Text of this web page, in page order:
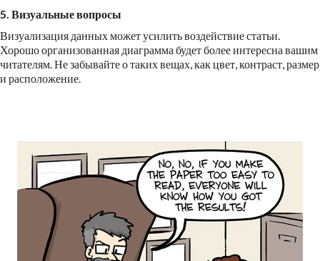
5. Визуальные вопросы
Визуализация данных может усилить воздействие статьи.
Хорошо организованная диаграмма будет более интересна вашим
читателям. Не забывайте о таких вещах, как цвет, контраст, размер
и расположение.